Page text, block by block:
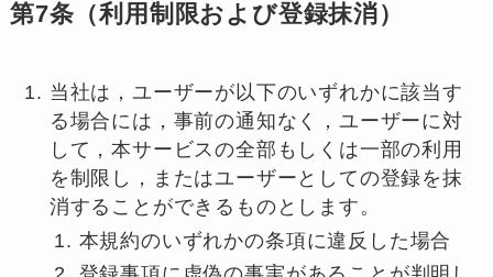
第7条（利用制限および登録抹消）
当社は，ユーザーが以下のいずれかに該当す
る場合には，事前の通知なく，ユーザーに対
して，本サービスの全部もしくは一部の利用
を制限し，またはユーザーとしての登録を抹
消することができるものとします。
本規約のいずれかの条項に違反した場合